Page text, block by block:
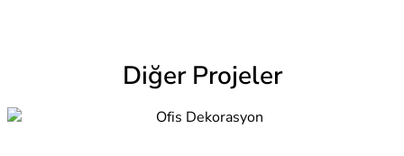
Diğer Projeler